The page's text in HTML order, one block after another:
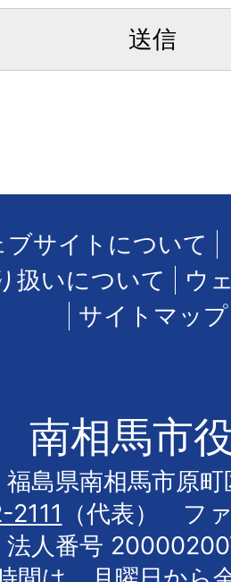
ブサイトについて
扱いについて
ウ
サイトマップ
南相馬市
島県南相馬市原町
（代表） フ
法人番号